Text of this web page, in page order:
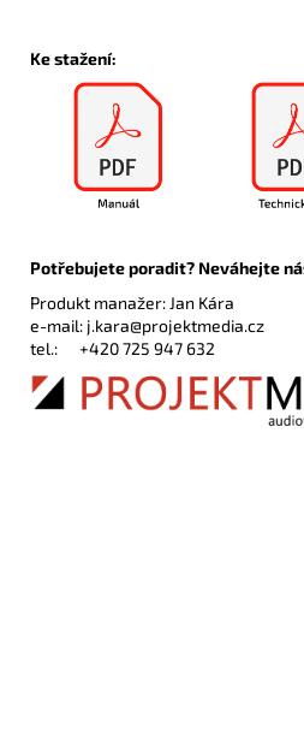
Ke stažení:
Potřebujete poradit? Neváhejte
Produkt manažer: Jan Kára
e-mail: j.kara@projektmedia.cz
tel.: +420 725 947 632